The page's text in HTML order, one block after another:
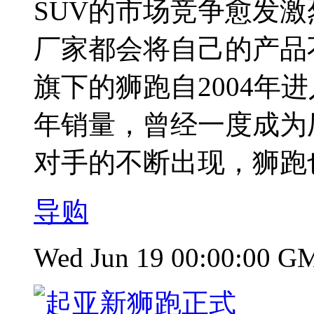
SUV的市场竞争愈发
厂家都会将自己的产
旗下的狮跑自2004年
年销量，曾经一度成
对手的不断出现，狮
导购
Wed Jun 19 00:00:00